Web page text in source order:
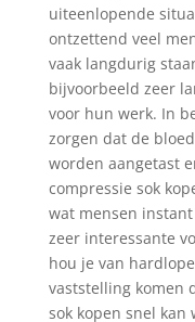
uiteenlopende
ontzettend veel
vaak langdurig
bijvoorbeeld zeer
voor hun werk. In
zorgen dat de
worden aangetast
compressie sok
wat mensen
zeer interessante
hou je van
vaststelling komen
sok kopen snel kan